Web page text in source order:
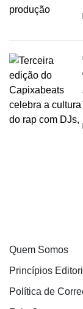
Quem Somos
Princípios
Política de